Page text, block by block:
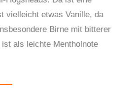
vielleicht etwas Vanille, da
Birne mit bitterer
als leichte Mentholnote